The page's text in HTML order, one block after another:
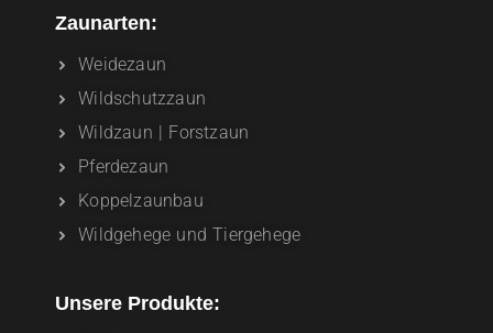
Zaunarten:
Weidezaun
Wildschutzzaun
Wildzaun | Forstzaun
Pferdezaun
Koppelzaunbau
Wildgehege und Tiergehege
Unsere Produkte: